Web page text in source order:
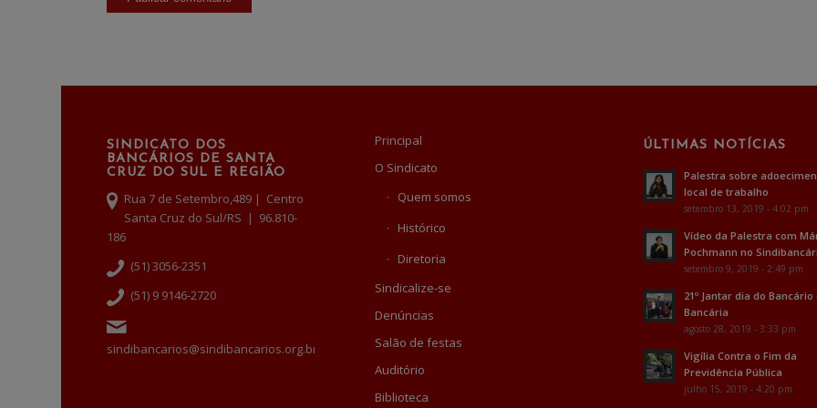
SINDICATO DOS
BANCÁRIOS DE SANTA
CRUZ DO SUL E REGIÃO
Rua 7 de Setembro,489 | Centro
Santa Cruz do Sul/RS | 96.810-
186
(51) 3056-2351
(51) 9 9146-2720
sindibancarios@sindibancarios.org.br
Principal
O Sindicato
Quem somos
Histórico
Diretoria
Sindicalize-se
Denúncias
Salão de festas
Auditório
Biblioteca
ÚLTIMAS NOTÍCIAS
Palestra sobre
local de trabalho
setembro 13, 2019 - 4:02 pm
Vídeo da Palestra com
Pochmann no
setembro 9, 2019 - 2:49 pm
21º Jantar dia do Bancário
Bancária
agosto 28, 2019 - 3:33 pm
Vigília Contra o Fim da
Previdência Pública
julho 15, 2019 - 4:20 pm